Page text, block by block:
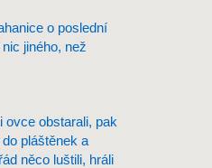
o poslední
jiného, než
ovce obstarali, pak
pláštěnek a
něco luštili, hráli